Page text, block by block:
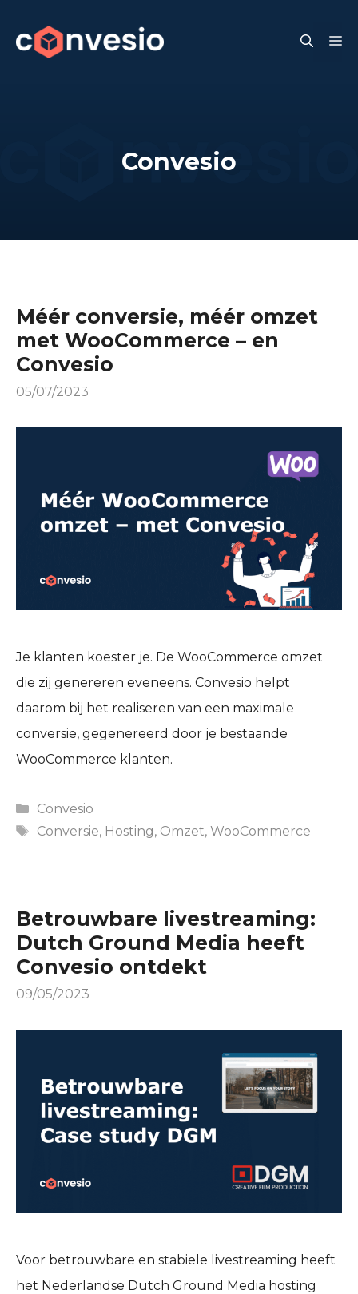
content
Convesio
Méér conversie, méér omzet
met WooCommerce – en
Convesio
05/07/2023
Je klanten koester je. De WooCommerce omzet
die zij genereren eveneens. Convesio helpt
daarom bij het realiseren van een maximale
conversie, gegenereerd door je bestaande
WooCommerce klanten.
Categories
Convesio
Tags
Conversie, Hosting, Omzet, WooCommerce
Betrouwbare livestreaming:
Dutch Ground Media heeft
Convesio ontdekt
09/05/2023
Voor betrouwbare en stabiele livestreaming heeft
het Nederlandse Dutch Ground Media hosting